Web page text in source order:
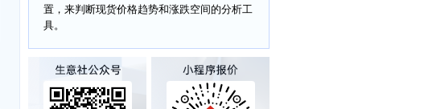
置，来判断现货价格趋势和涨跌空间的分析工
具。